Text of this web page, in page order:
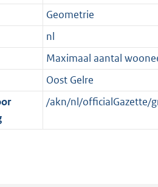
Geometrie
nl
Maximaal aantal
Oost Gelre
/akn/nl/officialGazette/